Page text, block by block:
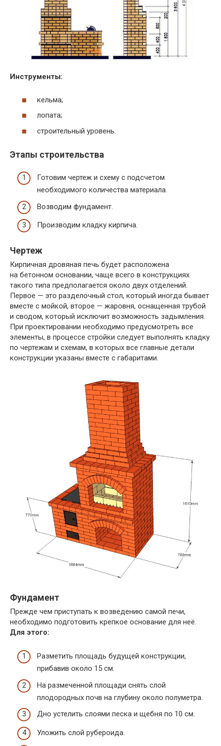
Инструменты:
кельма;
лопата;
строительный уровень.
Этапы строительства
Готовим чертеж и схему с подсчетом
необходимого количества материала.
Возводим фундамент.
Производим кладку кирпича.
Чертеж
Кирпичная дровяная печь будет расположена
на бетонном основании, чаще всего в конструкциях
такого типа предполагается около двух отделений.
Первое — это разделочный стол, который иногда бывает
вместе с мойкой, второе — жаровня, оснащенная трубой
и сводом, который исключит возможность задымления.
При проектировании необходимо предусмотреть все
элементы, в процессе стройки следует выполнять кладку
по чертежам и схемам, в которых все главные детали
конструкции указаны вместе с габаритами.
Фундамент
Прежде чем приступать к возведению самой печи,
необходимо подготовить крепкое основание для неё.
Для этого:
Разметить площадь будущей конструкции,
прибавив около 15 см.
На размеченной площади снять слой
плодородных почв на глубину около полуметра.
Дно устелить слоями песка и щебня по 10 см.
Уложить слой рубероида.